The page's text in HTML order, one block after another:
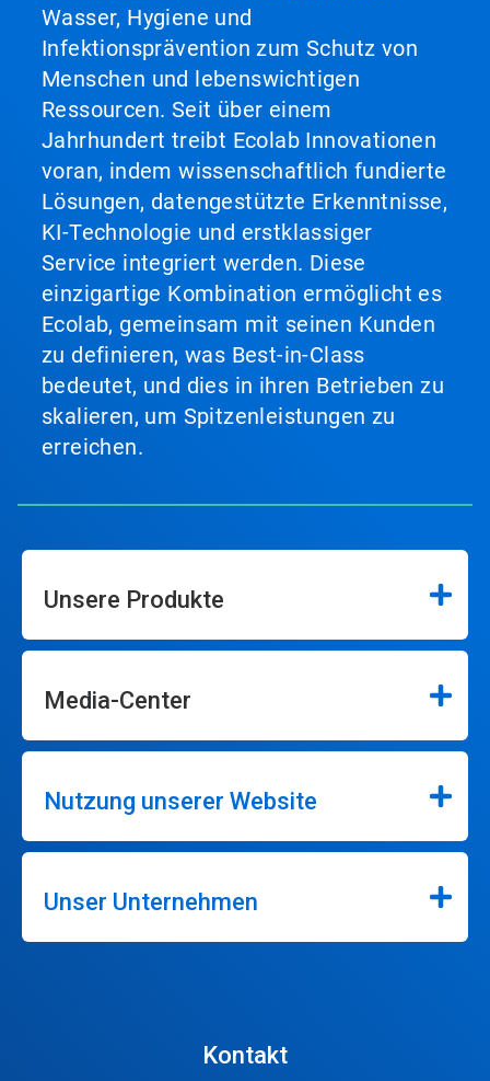
Wasser, Hygiene und
Infektionsprävention zum Schutz von
Menschen und lebenswichtigen
Ressourcen. Seit über einem
Jahrhundert treibt Ecolab Innovationen
voran, indem wissenschaftlich fundierte
Lösungen, datengestützte Erkenntnisse,
KI-Technologie und erstklassiger
Service integriert werden. Diese
einzigartige Kombination ermöglicht es
Ecolab, gemeinsam mit seinen Kunden
zu definieren, was Best-in-Class
bedeutet, und dies in ihren Betrieben zu
skalieren, um Spitzenleistungen zu
erreichen.
Unsere Produkte
Media-Center
Nutzung unserer Website
Unser Unternehmen
Kontakt